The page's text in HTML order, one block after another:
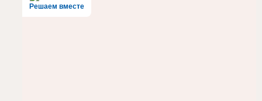
Решаем вместе